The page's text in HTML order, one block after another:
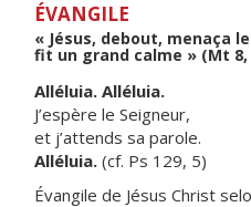
ÉVANGILE
« Jésus, debout, menaça
fit un grand calme » (Mt 8,
Alléluia. Alléluia.
J’espère le Seigneur,
et j’attends sa parole.
Alléluia. (cf. Ps 129, 5)
Évangile de Jésus Christ